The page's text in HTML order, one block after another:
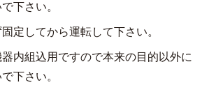
下さい。
定してから運転して下さい。
内組込用ですので本来の目的以外に
下さい。